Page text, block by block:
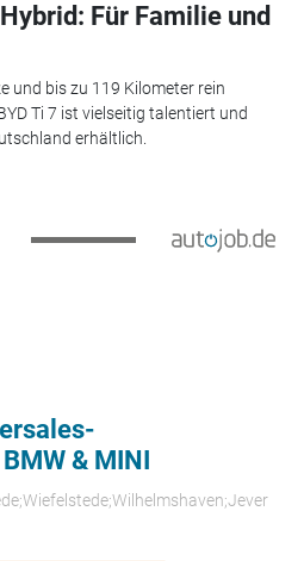
Für Familie und
und bis zu 119 Kilometer rein
Ti 7 ist vielseitig talentiert und
erhältlich.
& MINI